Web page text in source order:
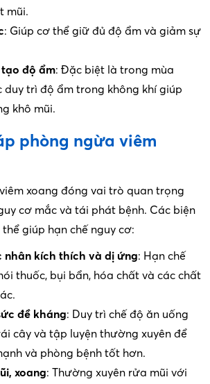
mũi.
: Giúp cơ thể giữ đủ độ ẩm và giảm sự
độ ẩm: Đặc biệt là trong mùa
duy trì độ ẩm trong không khí giúp
khô mũi.
phòng ngừa viêm
xoang đóng vai trò quan trọng
cơ mắc và tái phát bệnh. Các biện
giúp hạn chế nguy cơ:
nhân kích thích và dị ứng: Hạn chế
thuốc, bụi bẩn, hóa chất và các chất
đề kháng: Duy trì chế độ ăn uống
cây và tập luyện thường xuyên để
và phòng bệnh tốt hơn.
xoang: Thường xuyên rửa mũi với